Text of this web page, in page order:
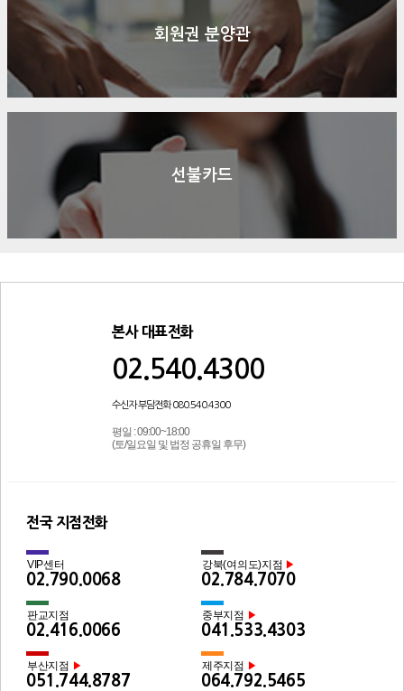
회원권 분양관
선불카드
본사 대표전화
02.540.4300
수신자 부담전화 080.540.4300
평일 : 09:00~18:00
(토/일요일 및 법정 공휴일 후무)
전국 지점전화
VIP센터
02.790.0068
강북(여의도)지점 ▶
02.784.7070
판교지점
02.416.0066
중부지점 ▶
041.533.4303
부산지점 ▶
051.744.8787
제주지점 ▶
064.792.5465